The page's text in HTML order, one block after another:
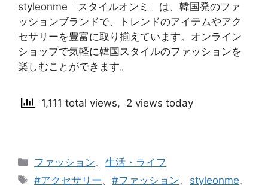
styleonme「スタイルオンミ」は、韓国発のファ
ッションブランドで、トレンドのアイテムやアク
セサリーを豊富に取り揃えています。オンライン
ショップで気軽に韓国スタイルのファッションを
楽しむことができます。
1,111 total views, 2 views today
カ
テ
ファッション、生活・ライフ
タ
#アクセサリー、#ファッション、 styleonme、